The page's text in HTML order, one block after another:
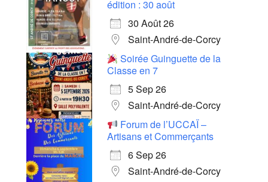
édition : 30 août
30 Août 26
Saint-André-de-Corcy
Soirée Guinguette de la
Classe en 7
5 Sep 26
Saint-André-de-Corcy
Forum de l’UCCAÏ –
Artisans et Commerçants
6 Sep 26
Saint-André-de-Corcy